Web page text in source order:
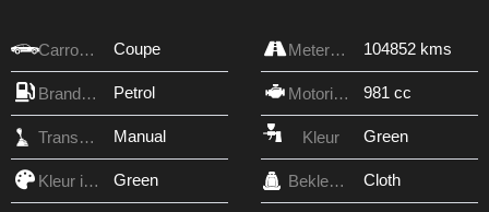
Carrosserie Coupe Meterstand 104852 kms
Brandstof Petrol Motorinhoud 981 cc
Transmissie Manual Kleur Green
Kleur interieur Green Bekleding Cloth